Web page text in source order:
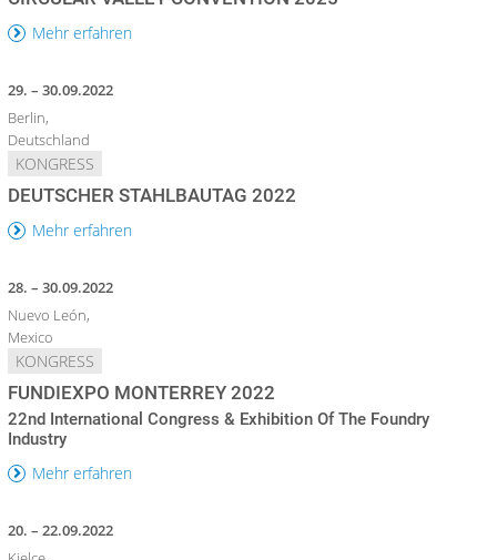
Mehr erfahren
29. – 30.09.2022
Berlin,
Deutschland
KONGRESS
DEUTSCHER STAHLBAUTAG 2022
Mehr erfahren
28. – 30.09.2022
Nuevo León,
Mexico
KONGRESS
FUNDIEXPO MONTERREY 2022
22nd International Congress & Exhibition Of The Foundry
Industry
Mehr erfahren
20. – 22.09.2022